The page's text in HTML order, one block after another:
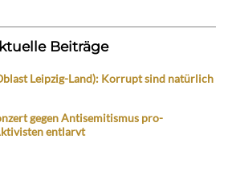
Beiträge
Leipzig-Land): Korrupt sind natürlich
gegen Antisemitismus pro-
entlarvt